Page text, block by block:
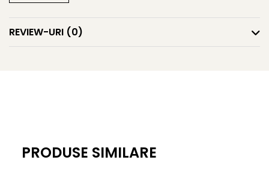
REVIEW-URI (0)
PRODUSE SIMILARE